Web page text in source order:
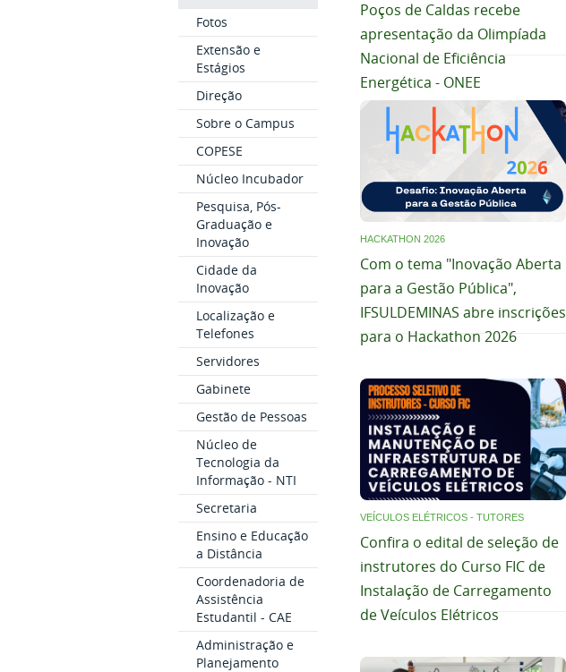
Fotos
Extensão e
Estágios
Direção
Sobre o Campus
COPESE
Núcleo Incubador
Pesquisa, Pós-
Graduação e
Inovação
Cidade da
Inovação
Localização e
Telefones
Servidores
Gabinete
Gestão de Pessoas
Núcleo de
Tecnologia da
Informação - NTI
Secretaria
Ensino e Educação
a Distância
Coordenadoria de
Assistência
Estudantil - CAE
Administração e
Planejamento
Poços de Caldas recebe
apresentação da Olimpíada
Nacional de Eficiência
Energética - ONEE
HACKATHON 2026
Com o tema "Inovação Aberta
para a Gestão Pública",
IFSULDEMINAS abre inscrições
para o Hackathon 2026
VEÍCULOS ELÉTRICOS - TUTORES
Confira o edital de seleção de
instrutores do Curso FIC de
Instalação de Carregamento
de Veículos Elétricos